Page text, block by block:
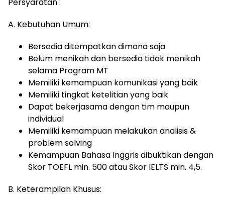
A. Kebutuhan Umum:
Bersedia ditempatkan dimana saja
Belum menikah dan bersedia tidak menikah
selama Program MT
Memiliki kemampuan komunikasi yang baik
Memiliki tingkat ketelitian yang baik
Dapat bekerjasama dengan tim maupun
individual
Memiliki kemampuan melakukan analisis &
problem solving
Kemampuan Bahasa Inggris dibuktikan dengan
Skor TOEFL min. 500 atau Skor IELTS min. 4,5.
B. Keterampilan Khusus: